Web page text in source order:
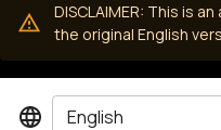
DISCLAIMER: This is
the original English
English